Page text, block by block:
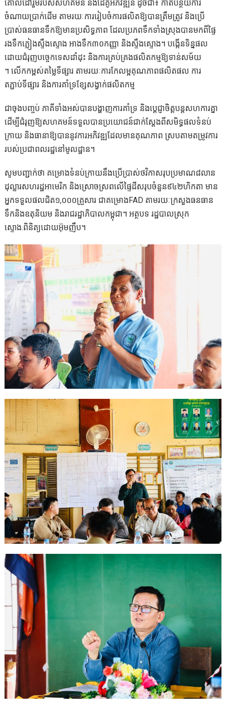
គោលដៅរួមរបស់សហគមន៍ និងដៃគូអភិវឌ្ឍន៍ ដូចជា៖ កាត់បន្ថយការ
ចំណាយប្រាក់ដើម តាមរយៈការរៀបចំការផលិតឱ្យបានត្រឹមត្រូវ និងប្រើ
ប្រាស់ធនធានទឹកឱ្យមានប្រសិទ្ធភាព ដែលប្រភពទឹកទាំងស្រុងបានមកពីផ្ទៃ
រងទឹកភ្លៀងស្ទឹងស្ទោង អាងទឹក៣០កញ្ញា និងស្ទឹងស្ទោង។ បង្កើនទិន្នផល
ដោយជំរុញបច្ចេកទេសដាំដុះ និងការគ្រប់គ្រងផលិតកម្មឱ្យទាន់សម័យ
។ លើកកម្ពស់តម្លៃទីផ្សារ តាមរយៈការកែលម្អគុណភាពផលិតផល ការ
តភ្ជាប់ទីផ្សារ និងការគាំទ្រខ្សែសង្វាក់ផលិតកម្ម
ជាចុងបញ្ចប់ ភាគីទាំងអស់បានបង្ហាញការគាំទ្រ និងប្តេជ្ញាចិត្តបន្តសហការគ្នា
ដើម្បីជំរុញឱ្យសហគមន៍ទទួលបានប្រយោជន៍ជាក់ស្តែងពីសមិទ្ធផលទំនប់
ក្រាយ និងធានាឱ្យបាននូវការអភិវឌ្ឍដែលមានគុណភាព ស្របតាមតម្រូវការ
របស់ប្រជាពលរដ្ឋនៅមូលដ្ឋាន។
សូមបញ្ជាក់ថា គម្រោងទំនប់ក្រាយនឹងប្រើប្រាស់ថវិកាសរុបប្រមាណ៨លាន
ដុល្លារសហរដ្ឋអាមេរិក និងស្រោចស្រពលើផ្ទៃដីសរុបចំនួន៩៤២ហិកតា មាន
អ្នកទទួលផលជិត១,០០០គ្រួសារ ជាគម្រោងFAD តាមរយៈក្រសួងធនធាន
ទឹកនិងឧតុនិយម និងរាជរដ្ឋាភិបាលកម្ពុជា។ អត្ថបទ រដ្ឋបាលស្រុក
ស្ទោង.ពិនិត្យដោយអ៊ុមញឹប។